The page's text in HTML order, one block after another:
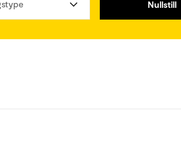
Nullstill